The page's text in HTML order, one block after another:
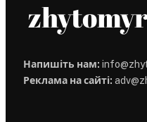
Напишіть нам:
Реклама на сайті: